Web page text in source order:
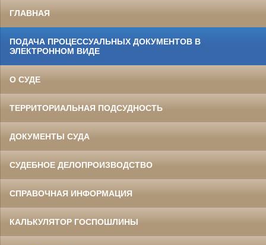
ГЛАВНАЯ
ПОДАЧА ПРОЦЕССУАЛЬНЫХ ДОКУМЕНТОВ В
ЭЛЕКТРОННОМ ВИДЕ
О СУДЕ
ТЕРРИТОРИАЛЬНАЯ ПОДСУДНОСТЬ
ДОКУМЕНТЫ СУДА
СУДЕБНОЕ ДЕЛОПРОИЗВОДСТВО
СПРАВОЧНАЯ ИНФОРМАЦИЯ
КАЛЬКУЛЯТОР ГОСПОШЛИНЫ